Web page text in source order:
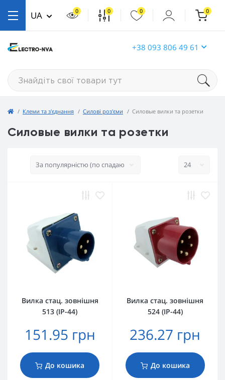
+38 093 806 49 61
UA 0 0 0 0
Клеми та з'єднання Силові роз'єми Силовые вилки та розетки
Силовые вилки та розетки
Вилка стац. зовнішня
513 (IP-44)
151.95 грн
До кошика
Вилка стац. зовнішня
524 (IP-44)
236.27 грн
До кошика